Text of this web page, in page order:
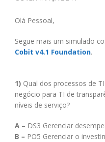
Olá Pessoal,
Segue mais um simulado
Cobit v4.1 Foundation.
1) Qual dos processos de
negócio para TI de
níveis de serviço?
A – DS3 Gerenciar
B – PO5 Gerenciar o